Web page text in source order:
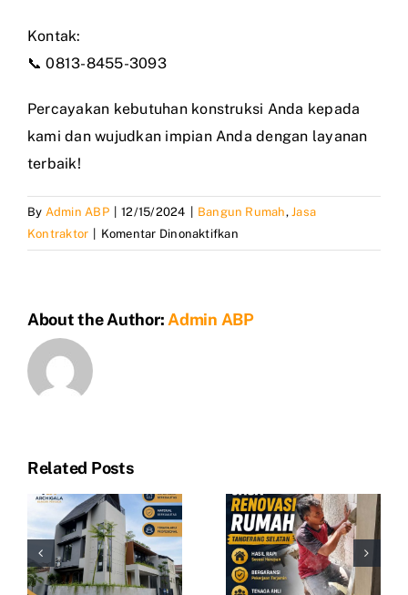
Kontak:
📞 0813-8455-3093
Percayakan kebutuhan konstruksi Anda kepada
kami dan wujudkan impian Anda dengan layanan
terbaik!
By Admin ABP 12/15/2024 Bangun Rumah, Jasa
Kontraktor
Komentar Dinonaktifkanpada
Jasa
bekasi
About the Author: Admin ABP
Related Posts